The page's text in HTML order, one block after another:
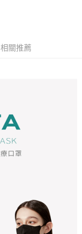
相關推薦